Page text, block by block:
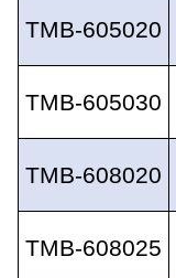
TMB-605020
TMB-605030
TMB-608020
TMB-608025